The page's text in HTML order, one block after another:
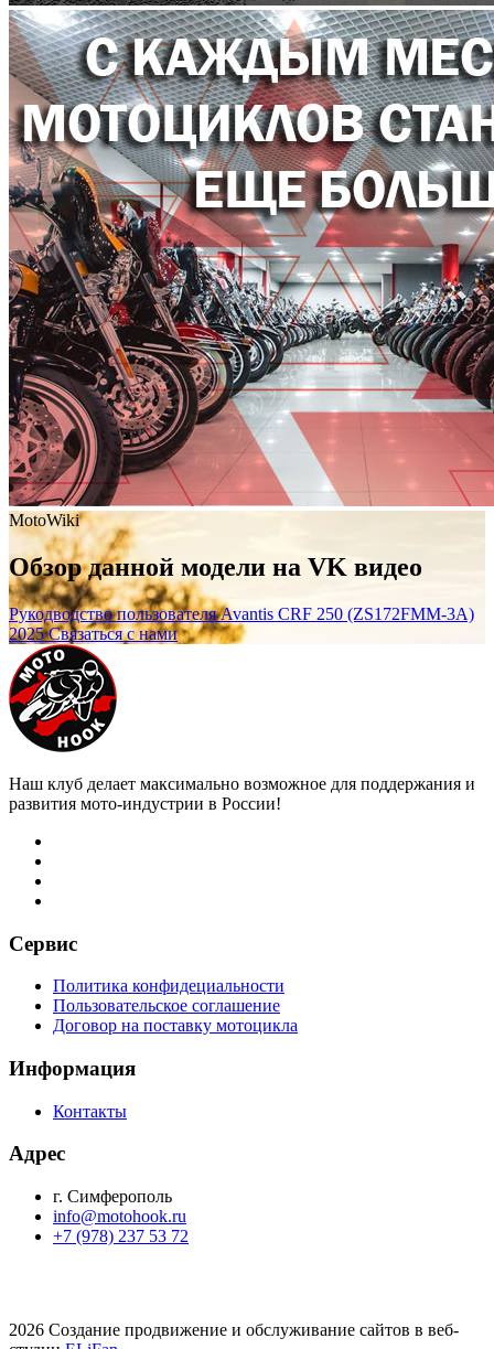
MotoWiki
Обзор данной модели на VK видео
Рукодводство пользователя Avantis CRF 250 (ZS172FMM-3A)
2025 Связаться с нами
Наш клуб делает максимально возможное для поддержания и
развития мото-индустрии в России!
Сервис
Политика конфидециальности
Пользовательское соглашение
Договор на поставку мотоцикла
Информация
Контакты
Адрес
г. Симферополь
info@motohook.ru
+7 (978) 237 53 72
2026 Создание продвижение и обслуживание сайтов в веб-